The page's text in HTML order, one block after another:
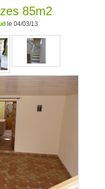
85m2
le 04/03/13